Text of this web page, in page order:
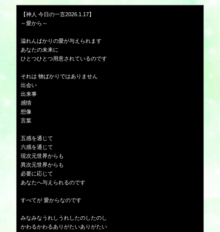
【神人 今日の一言2026.1.17】
～愛から～
溢れんばかりの愛が与えられます
あなたの未来に
ひとつひとつ用意されているのです
それは 物ばかりではありません
出会い
出来事
感情
想像
言葉
五感を通じて
六感を通じて
現次元世界からも
異次元世界からも
必要に応じて
あなたへ与えられるのです
すべてが 愛からなのです
みなみなうれしうれしたのしたのし
かわるかわるありがたいありがたい